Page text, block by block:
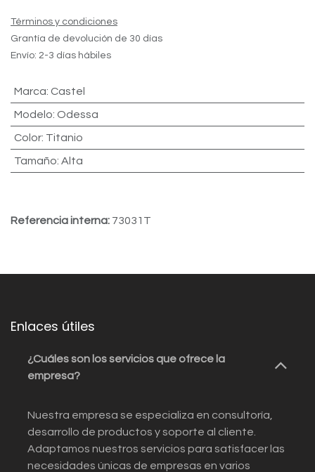
Términos y condiciones
Grantía de devolución de 30 días
Envío: 2-3 días hábiles
Marca: Castel
Modelo: Odessa
Color: Titanio
Tamaño: Alta
Referencia interna: 73031T
Enlaces útiles
¿Cuáles son los servicios que ofrece la
empresa?
Nuestra empresa se especializa en consultoría,
desarrollo de productos y soporte al cliente.
Adaptamos nuestros servicios para satisfacer las
necesidades únicas de empresas en varios